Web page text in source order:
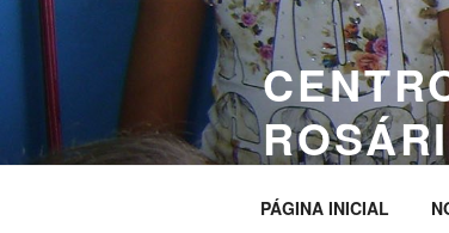
conteúdo
PÁGINA INICIAL